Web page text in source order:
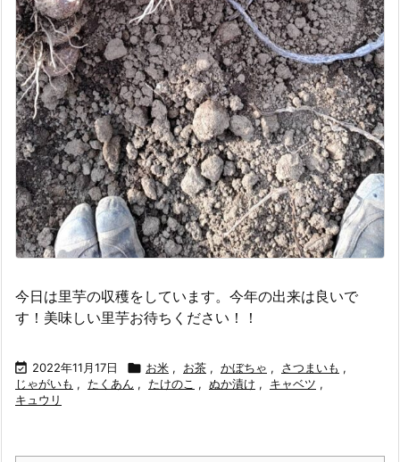
今日は里芋の収穫をしています。今年の出来は良いで
す！美味しい里芋お待ちください！！
 2022年11月17日  お米 , お茶 , かぼちゃ , さつまいも ,
じゃがいも , たくあん , たけのこ , ぬか漬け , キャベツ ,
キュウリ